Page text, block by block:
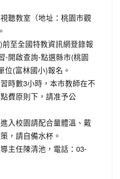
聽教室（地址：桃園市觀
至全國特教資訊網登錄報
-開啟查詢-點選縣市(桃園
位(富林國小)報名。
時數3小時，本市教師在不
費原則下，請准予公
入校園請配合量體溫、戴
，請自備水杯。
主任陳清池，電話：03-